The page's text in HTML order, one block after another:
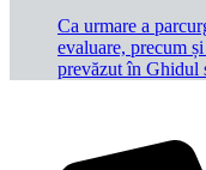
Ca urmare a
evaluare, precum
prevăzut în Ghidul